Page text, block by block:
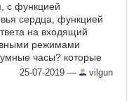
с функцией
сердца, функцией
на входящий
режимами
часы? которые
и по сравнению с
...
25-07-2019 — vilgun